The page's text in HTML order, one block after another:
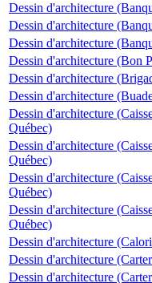
Dessin d'architecture
Dessin d'architecture
Dessin d'architecture
Dessin d'architecture (Bon
Dessin d'architecture
Dessin d'architecture
Dessin d'architecture
Québec)
Dessin d'architecture
Québec)
Dessin d'architecture
Québec)
Dessin d'architecture
Québec)
Dessin d'architecture
Dessin d'architecture
Dessin d'architecture